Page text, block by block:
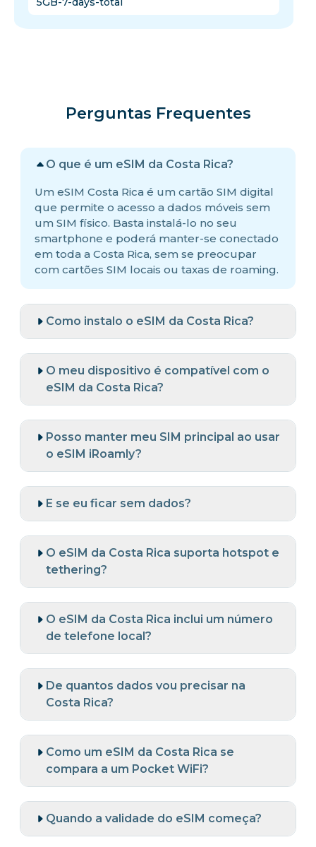
Perguntas Frequentes
O que é um eSIM da Costa Rica?
Um eSIM Costa Rica é um cartão SIM digital
que permite o acesso a dados móveis sem
um SIM físico. Basta instalá-lo no seu
smartphone e poderá manter-se conectado
em toda a Costa Rica, sem se preocupar
com cartões SIM locais ou taxas de roaming.
Como instalo o eSIM da Costa Rica?
O meu dispositivo é compatível com o
eSIM da Costa Rica?
Posso manter meu SIM principal ao usar
o eSIM iRoamly?
E se eu ficar sem dados?
O eSIM da Costa Rica suporta hotspot e
tethering?
O eSIM da Costa Rica inclui um número
de telefone local?
De quantos dados vou precisar na
Costa Rica?
Como um eSIM da Costa Rica se
compara a um Pocket WiFi?
Quando a validade do eSIM começa?